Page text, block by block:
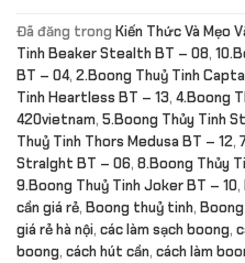
Đã đăng trong Kiến Thức Và Mẹo
Tinh Beaker Stealth BT – 08,
BT – 04, 2.Boong Thuỷ Tinh
Tinh Heartless BT – 13, 4.Boong
420vietnam, 5.Boong Thủy Tinh
Thuỷ Tinh Thors Medusa BT – 12,
Stralght BT – 06, 8.Boong Thủy
9.Boong Thuỷ Tinh Joker BT – 10,
cần giá rẻ, Boong thuỷ tinh,
giá rẻ hà nội, các làm sạch boong,
boong, cách hút cần, cách làm